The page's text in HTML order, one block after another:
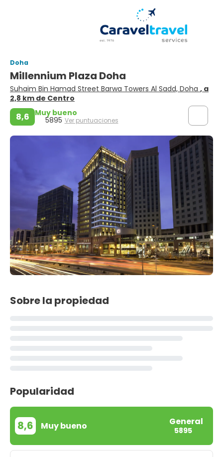
Doha
Millennium Plaza Doha
Suhaim Bin Hamad Street Barwa Towers Al Sadd, Doha , a
2,8 km de Centro
8,6 Muy bueno
5895 Ver puntuaciones
Sobre la propiedad
Popularidad
8,6 Muy bueno General
5895